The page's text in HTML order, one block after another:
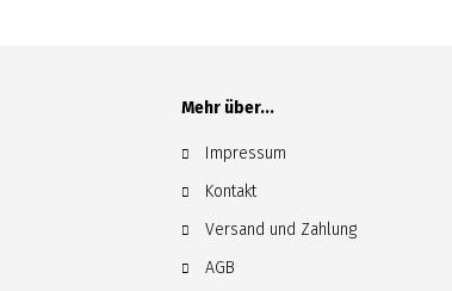
Mehr über...
Impressum
Kontakt
Versand und Zahlung
AGB